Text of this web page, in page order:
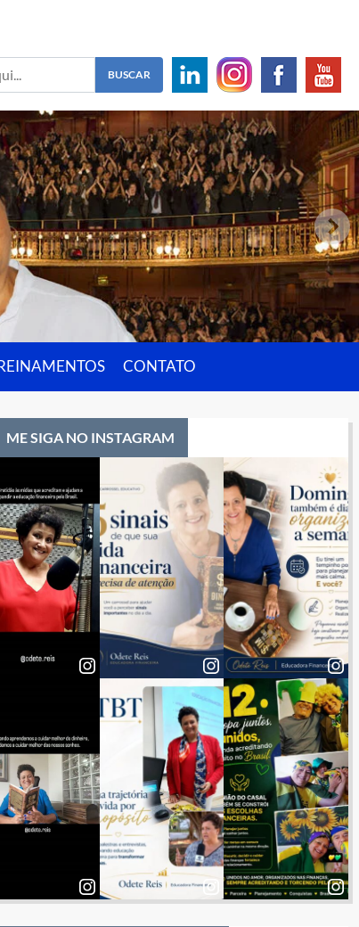
CONTATO
ME SIGA NO INSTAGRAM